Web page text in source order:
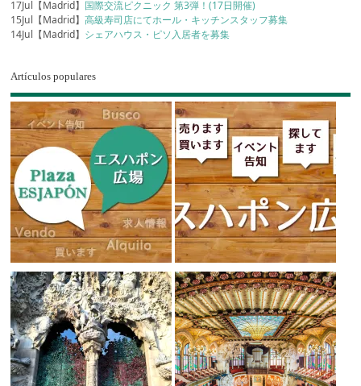
17Jul【Madrid】 国際交流ピクニック 第3弾！(17日開催)
15Jul【Madrid】高級寿司店にてホール・キッチンスタッフ募集
14Jul【Madrid】 シェアハウス・ピソ入居者を募集
Artículos populares